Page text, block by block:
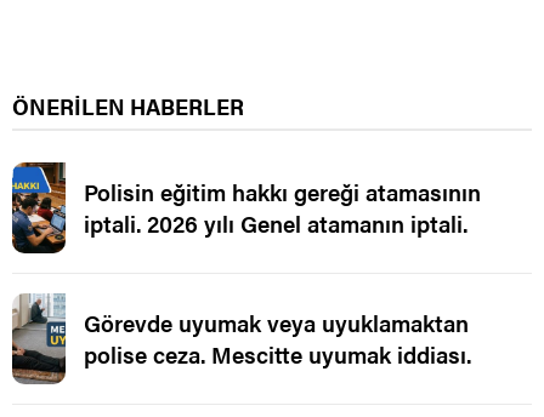
ÖNERİLEN HABERLER
Polisin eğitim hakkı gereği atamasının
iptali. 2026 yılı Genel atamanın iptali.
Görevde uyumak veya uyuklamaktan
polise ceza. Mescitte uyumak iddiası.